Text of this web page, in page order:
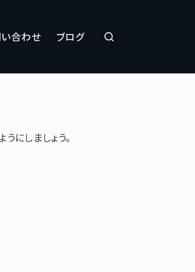
合わせ ブログ
にしましょう。